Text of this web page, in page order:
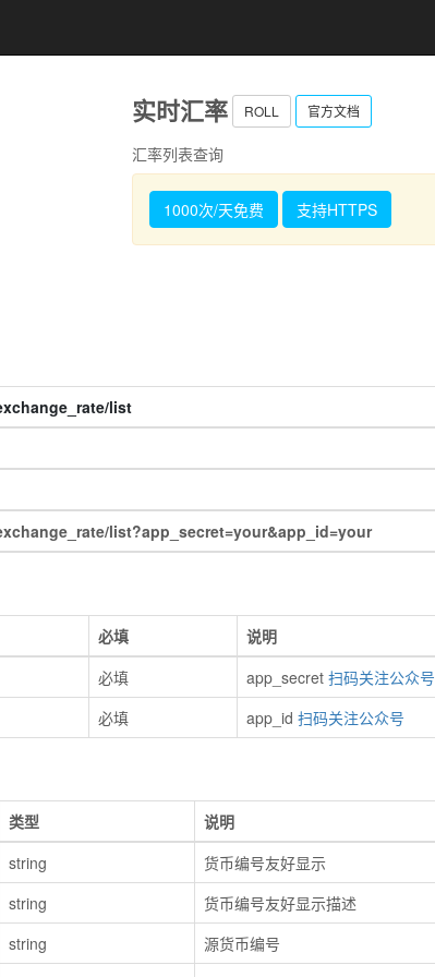
实时汇率 ROLL 官方文档
汇率列表查询
1000次/天免费 支持HTTPS
list
list?app_secret=your&app_id=your
必填
说明
必填 app_secret 扫码关注公众号
必填 app_id 扫码关注公众号
类型
说明
string
货币编号友好显示
string
货币编号友好显示描述
string
源货币编号